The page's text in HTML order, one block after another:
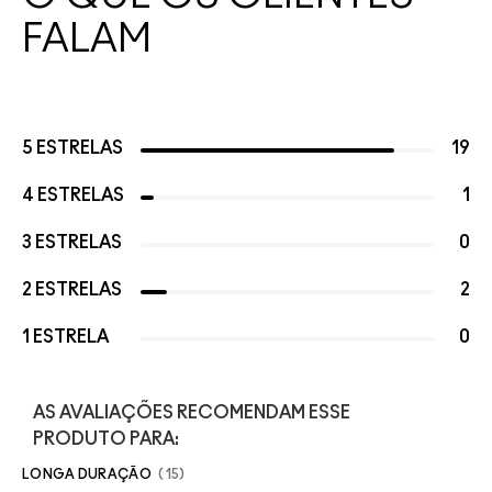
FALAM
5 ESTRELAS 19
4 ESTRELAS 1
3 ESTRELAS 0
2 ESTRELAS 2
1 ESTRELA 0
AS AVALIAÇÕES RECOMENDAM ESSE
PRODUTO PARA:
LONGA DURAÇÃO 15